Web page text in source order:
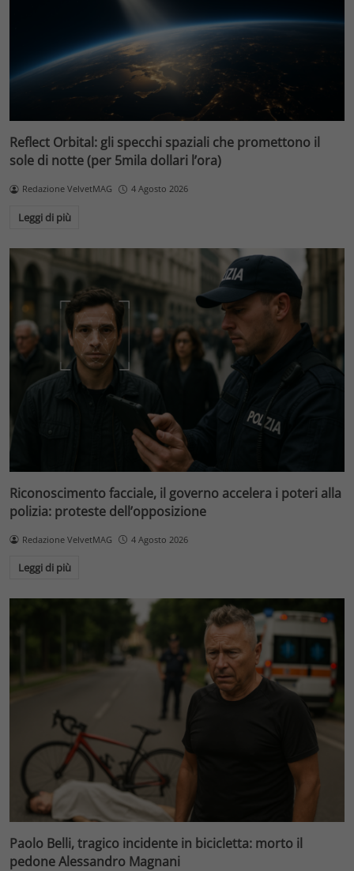
Reflect Orbital: gli specchi spaziali che promettono il
sole di notte (per 5mila dollari l’ora)
Redazione VelvetMAG 4 Agosto 2026
Leggi di più
Riconoscimento facciale, il governo accelera i poteri alla
polizia: proteste dell’opposizione
Redazione VelvetMAG 4 Agosto 2026
Leggi di più
Paolo Belli, tragico incidente in bicicletta: morto il
pedone Alessandro Magnani